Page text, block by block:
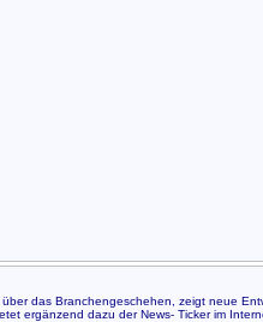
das Branchengeschehen, zeigt neue
ergänzend dazu der News- Ticker im